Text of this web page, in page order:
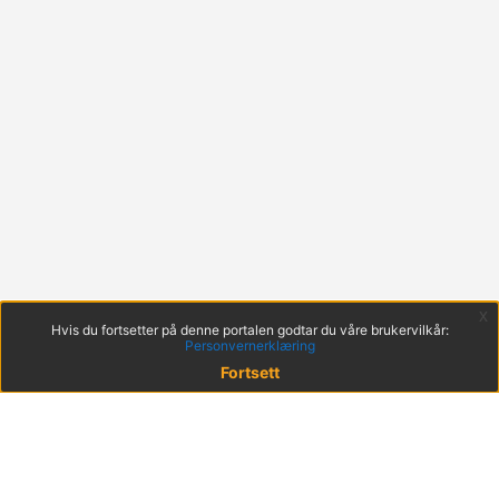
Hvis du fortsetter på denne portalen godtar du våre brukervilkår:
Personvernerklæring
Fortsett
x